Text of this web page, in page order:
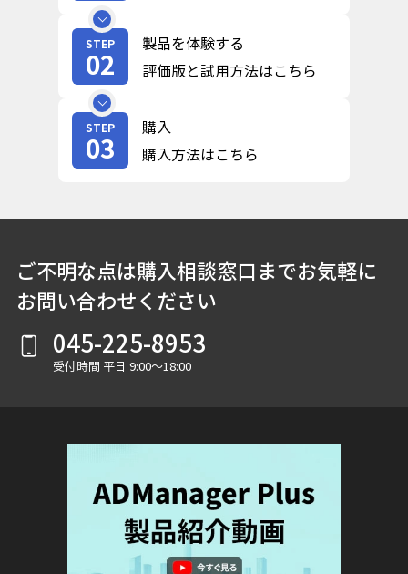
STEP
02
製品を体験する
評価版と試用方法はこちら
STEP
03
購入
購入方法はこちら
ご不明な点は購入相談窓口までお気軽に
お問い合わせください
045-225-8953
受付時間 平日 9:00～18:00